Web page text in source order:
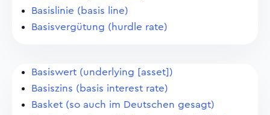
Basislinie (basis line)
Basisvergütung (hurdle rate)
Basiswert (underlying [asset])
Basiszins (basis interest rate)
Basket (so auch im Deutschen gesagt)